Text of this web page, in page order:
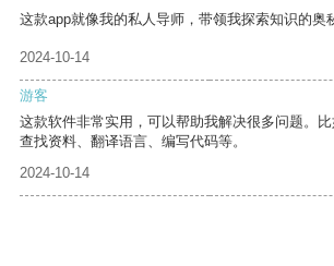
这款app就像我的私人导师，带领我探索知识的奥
2024-10-14
游客
这款软件非常实用，可以帮助我解决很多问题。
查找资料、翻译语言、编写代码等。
2024-10-14